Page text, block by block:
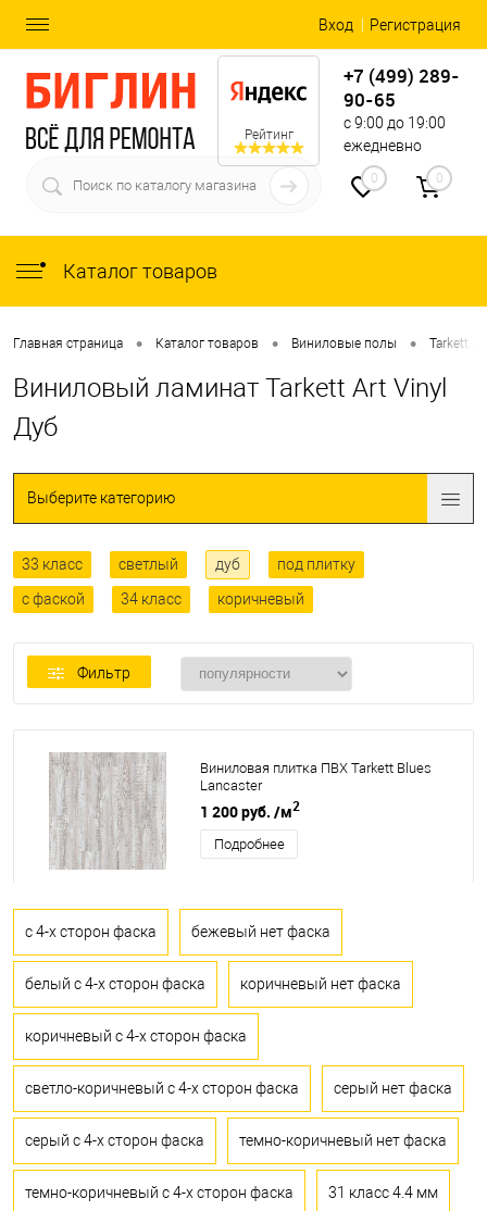
Вход Регистрация
Рейтинг
+7 (499) 289-
90-65
с 9:00 до 19:00
ежедневно
0 0
Каталог товаров
Главная страница • Каталог товаров • Виниловые полы • Tarkett
Виниловый ламинат Tarkett Art Vinyl
Дуб
Выберите категорию
33 класс светлый дуб
под плитку
с фаской
34 класс коричневый
Фильтр
Виниловая плитка ПВХ Tarkett Blues
Lancaster
1 200 руб. /м2
Подробнее
с 4-х сторон фаска бежевый нет фаска
белый с 4-х сторон фаска коричневый нет фаска
коричневый с 4-х сторон фаска
светло-коричневый с 4-х сторон фаска серый нет фаска
серый с 4-х сторон фаска темно-коричневый нет фаска
темно-коричневый с 4-х сторон фаска 31 класс 4.4 мм